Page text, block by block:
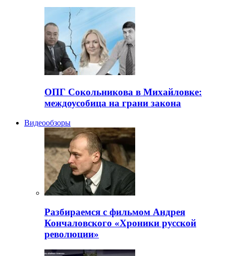
ОПГ Сокольникова в Михайловке:
междоусобица на грани закона
Видеообзоры
Разбираемся с фильмом Андрея
Кончаловского «Хроники русской
революции»